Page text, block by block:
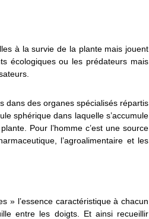
à la survie de la plante mais jouent
écologiques ou les prédateurs mais
dans des organes spécialisés répartis
sphérique dans laquelle s’accumule
Pour l’homme c’est une source
l’agroalimentaire et les
» l’essence caractéristique à chacun
entre les doigts. Et ainsi recueillir